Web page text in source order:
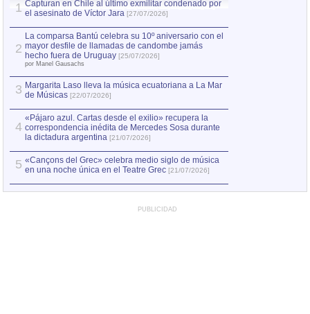
1 Capturan en Chile al último exmilitar condenado por
el asesinato de Víctor Jara [27/07/2026]
2
La comparsa Bantú celebra su 10º aniversario con el
mayor desfile de llamadas de candombe jamás
hecho fuera de Uruguay [25/07/2026]
por Manel Gausachs
3 Margarita Laso lleva la música ecuatoriana a La Mar
de Músicas [22/07/2026]
4
«Pájaro azul. Cartas desde el exilio» recupera la
correspondencia inédita de Mercedes Sosa durante
la dictadura argentina [21/07/2026]
5 «Cançons del Grec» celebra medio siglo de música
en una noche única en el Teatre Grec [21/07/2026]
PUBLICIDAD